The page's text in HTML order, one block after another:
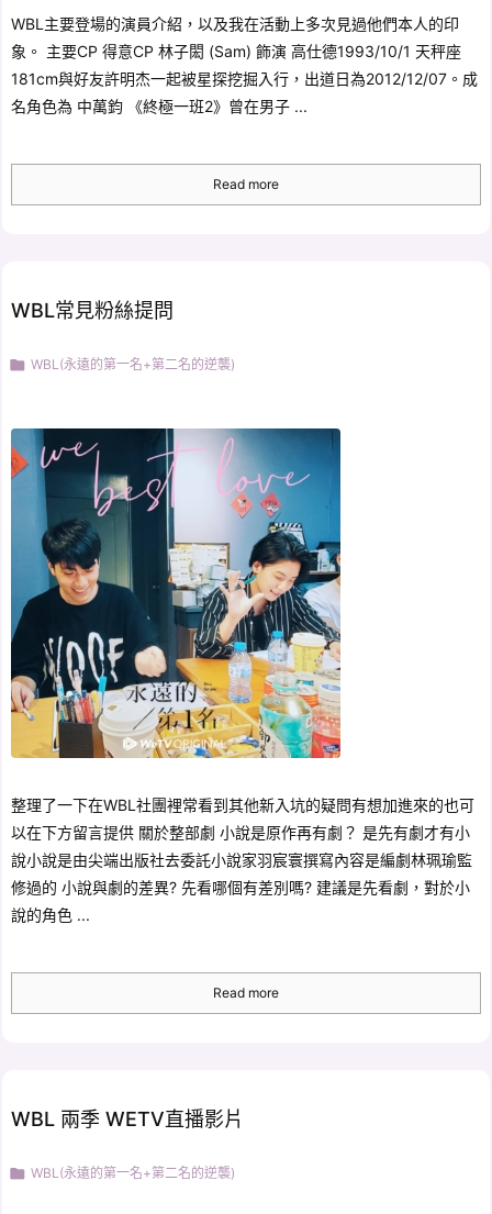
WBL主要登場的演員介紹，以及我在活動上多次見過他們本人的印
象。 主要CP 得意CP 林子閎 (Sam) 飾演 高仕德1993/10/1 天秤座
181cm與好友許明杰一起被星探挖掘入行，出道日為2012/12/07。成
名角色為 中萬鈞 《終極一班2》曾在男子 ...
Read more
WBL常見粉絲提問
 WBL(永遠的第一名+第二名的逆襲)
整理了一下在WBL社團裡常看到其他新入坑的疑問有想加進來的也可
以在下方留言提供 關於整部劇 小說是原作再有劇？ 是先有劇才有小
說小說是由尖端出版社去委託小說家羽宸寰撰寫內容是編劇林珮瑜監
修過的 小說與劇的差異? 先看哪個有差別嗎? 建議是先看劇，對於小
說的角色 ...
Read more
WBL 兩季 WETV直播影片
 WBL(永遠的第一名+第二名的逆襲)